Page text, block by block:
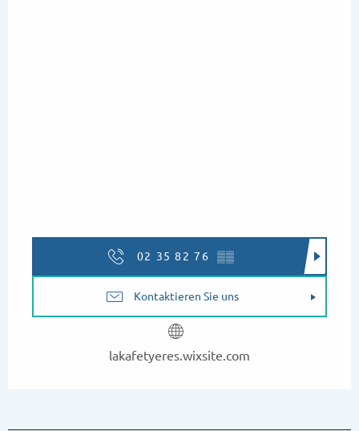
02 35 82 76 ▒▒
Kontaktieren Sie uns
lakafetyeres.wixsite.com